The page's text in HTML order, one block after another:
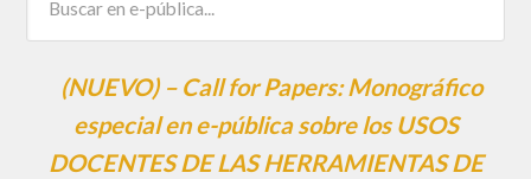
(NUEVO) – Call for Papers: Monográfico
especial en e-pública sobre los USOS
DOCENTES DE LAS HERRAMIENTAS DE